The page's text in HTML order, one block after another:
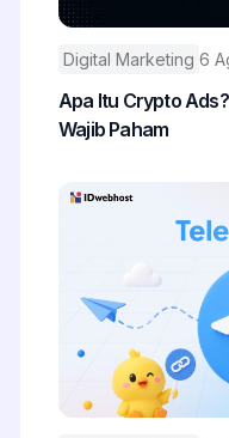
Digital Marketing 6
Apa Itu Crypto
Wajib Paham